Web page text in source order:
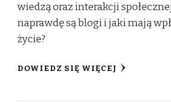
wiedzą oraz interakcji
naprawdę są blogi i jaki mają
życie?
DOWIEDZ SIĘ WIĘCEJ